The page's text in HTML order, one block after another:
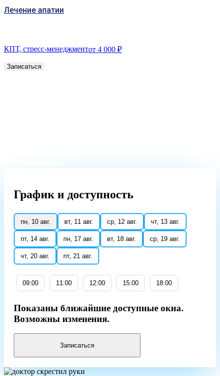
Лечение апатии
КПТ, стресс-менеджментот 4 000 ₽
Записаться
График и доступность
пн, 10 авг. вт, 11 авг. ср, 12 авг. чт, 13 авг.
пт, 14 авг. пн, 17 авг. вт, 18 авг. ср, 19 авг.
чт, 20 авг. пт, 21 авг.
09:00 11:00 12:00 15:00 18:00
Показаны ближайшие доступные окна.
Возможны изменения.
Записаться